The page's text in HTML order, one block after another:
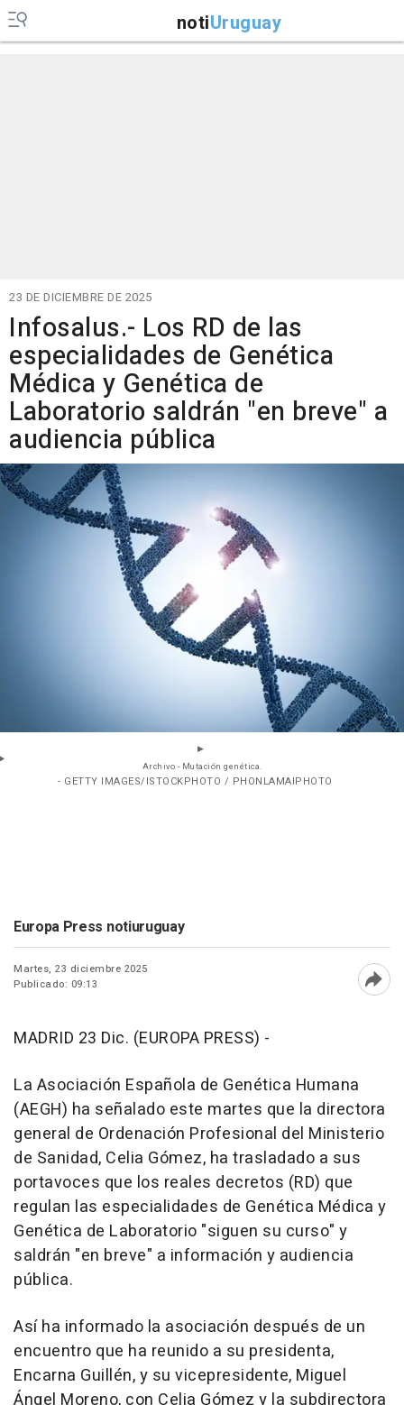
notiUruguay
23 DE DICIEMBRE DE 2025
Infosalus.- Los RD de las
especialidades de Genética
Médica y Genética de
Laboratorio saldrán "en breve" a
audiencia pública
Archivo - Mutación genética.
- GETTY IMAGES/ISTOCKPHOTO / PHONLAMAIPHOTO
Europa Press notiuruguay
Martes, 23 diciembre 2025
Publicado: 09:13
MADRID 23 Dic. (EUROPA PRESS) -
La Asociación Española de Genética Humana
(AEGH) ha señalado este martes que la directora
general de Ordenación Profesional del Ministerio
de Sanidad, Celia Gómez, ha trasladado a sus
portavoces que los reales decretos (RD) que
regulan las especialidades de Genética Médica y
Genética de Laboratorio "siguen su curso" y
saldrán "en breve" a información y audiencia
pública.
Así ha informado la asociación después de un
encuentro que ha reunido a su presidenta,
Encarna Guillén, y su vicepresidente, Miguel